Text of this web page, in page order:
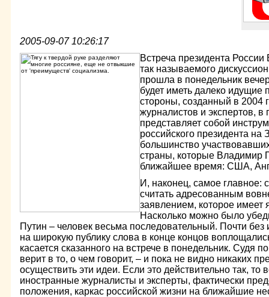
2005-09-07 10:26:17
Встреча президента
так называемого
прошла в понедельник
будет иметь далеко идущие
стороны, созданный в 2004
журналистов и экспертов,
представляет собой
российского президента на
большинство
страны, которые Владимир
ближайшее время: США,
И, наконец, самое главное:
считать адресованным
заявлением, которое имеет
Насколько можно было
Путин – человек весьма последовательный. Почти
на широкую публику слова в конце концов
касается сказанного на встрече в понедельник. Судя
верит в то, о чем говорит, – и пока не видно никаких
осуществить эти идеи. Если это действительно так, то
иностранные журналисты и эксперты, фактически
положения, каркас российской жизни на ближайшие